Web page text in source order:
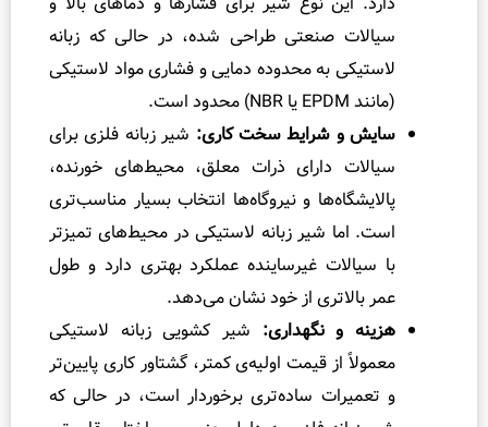
صنعتی طراحی شده، در حالی که زبانه
به محدوده دمایی و فشاری مواد لاستیکی
شرایط سخت کاری: شیر زبانه فلزی برای
دارای ذرات معلق، محیط‌های خورنده،
و نیروگاه‌ها انتخاب بسیار مناسب‌تری
شیر زبانه لاستیکی در محیط‌های تمیزتر
غیرساینده عملکرد بهتری دارد و طول
از خود نشان می‌دهد.
نگهداری: شیر کشویی زبانه لاستیکی
از قیمت اولیه‌ی کمتر، گشتاور کاری پایین‌تر
ساده‌تری برخوردار است، در حالی که